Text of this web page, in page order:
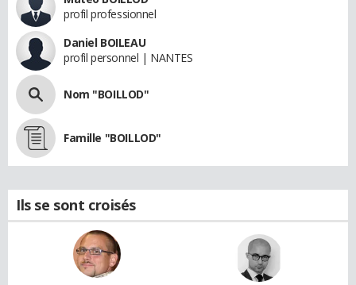
profil professionnel
Daniel BOILEAU
profil personnel | NANTES
Nom "BOILLOD"
Famille "BOILLOD"
Ils se sont croisés